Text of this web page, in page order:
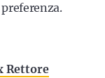
Rettore